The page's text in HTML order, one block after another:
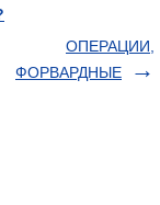
ОПЕРАЦИИ,
ФОРВАРДНЫЕ